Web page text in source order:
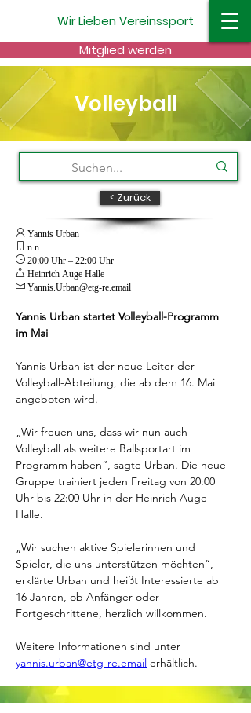
WirLiebenVereinssport
Mitglied werden
Volleyball
< Zurück
 Yannis Urban
 n.n.
 20:00 Uhr – 22:00 Uhr
 Heinrich Auge Halle
 Yannis.Urban@etg-re.email
Yannis Urban startet Volleyball-Programm
im Mai
Yannis Urban ist der neue Leiter der
Volleyball-Abteilung, die ab dem 16. Mai
angeboten wird.
„Wir freuen uns, dass wir nun auch
Volleyball als weitere Ballsportart im
Programm haben“, sagte Urban. Die neue
Gruppe trainiert jeden Freitag von 20:00
Uhr bis 22:00 Uhr in der Heinrich Auge
Halle.
„Wir suchen aktive Spielerinnen und
Spieler, die uns unterstützen möchten“,
erklärte Urban und heißt Interessierte ab
16 Jahren, ob Anfänger oder
Fortgeschrittene, herzlich willkommen.
Weitere Informationen sind unter
yannis.urban@etg-re.email erhältlich.